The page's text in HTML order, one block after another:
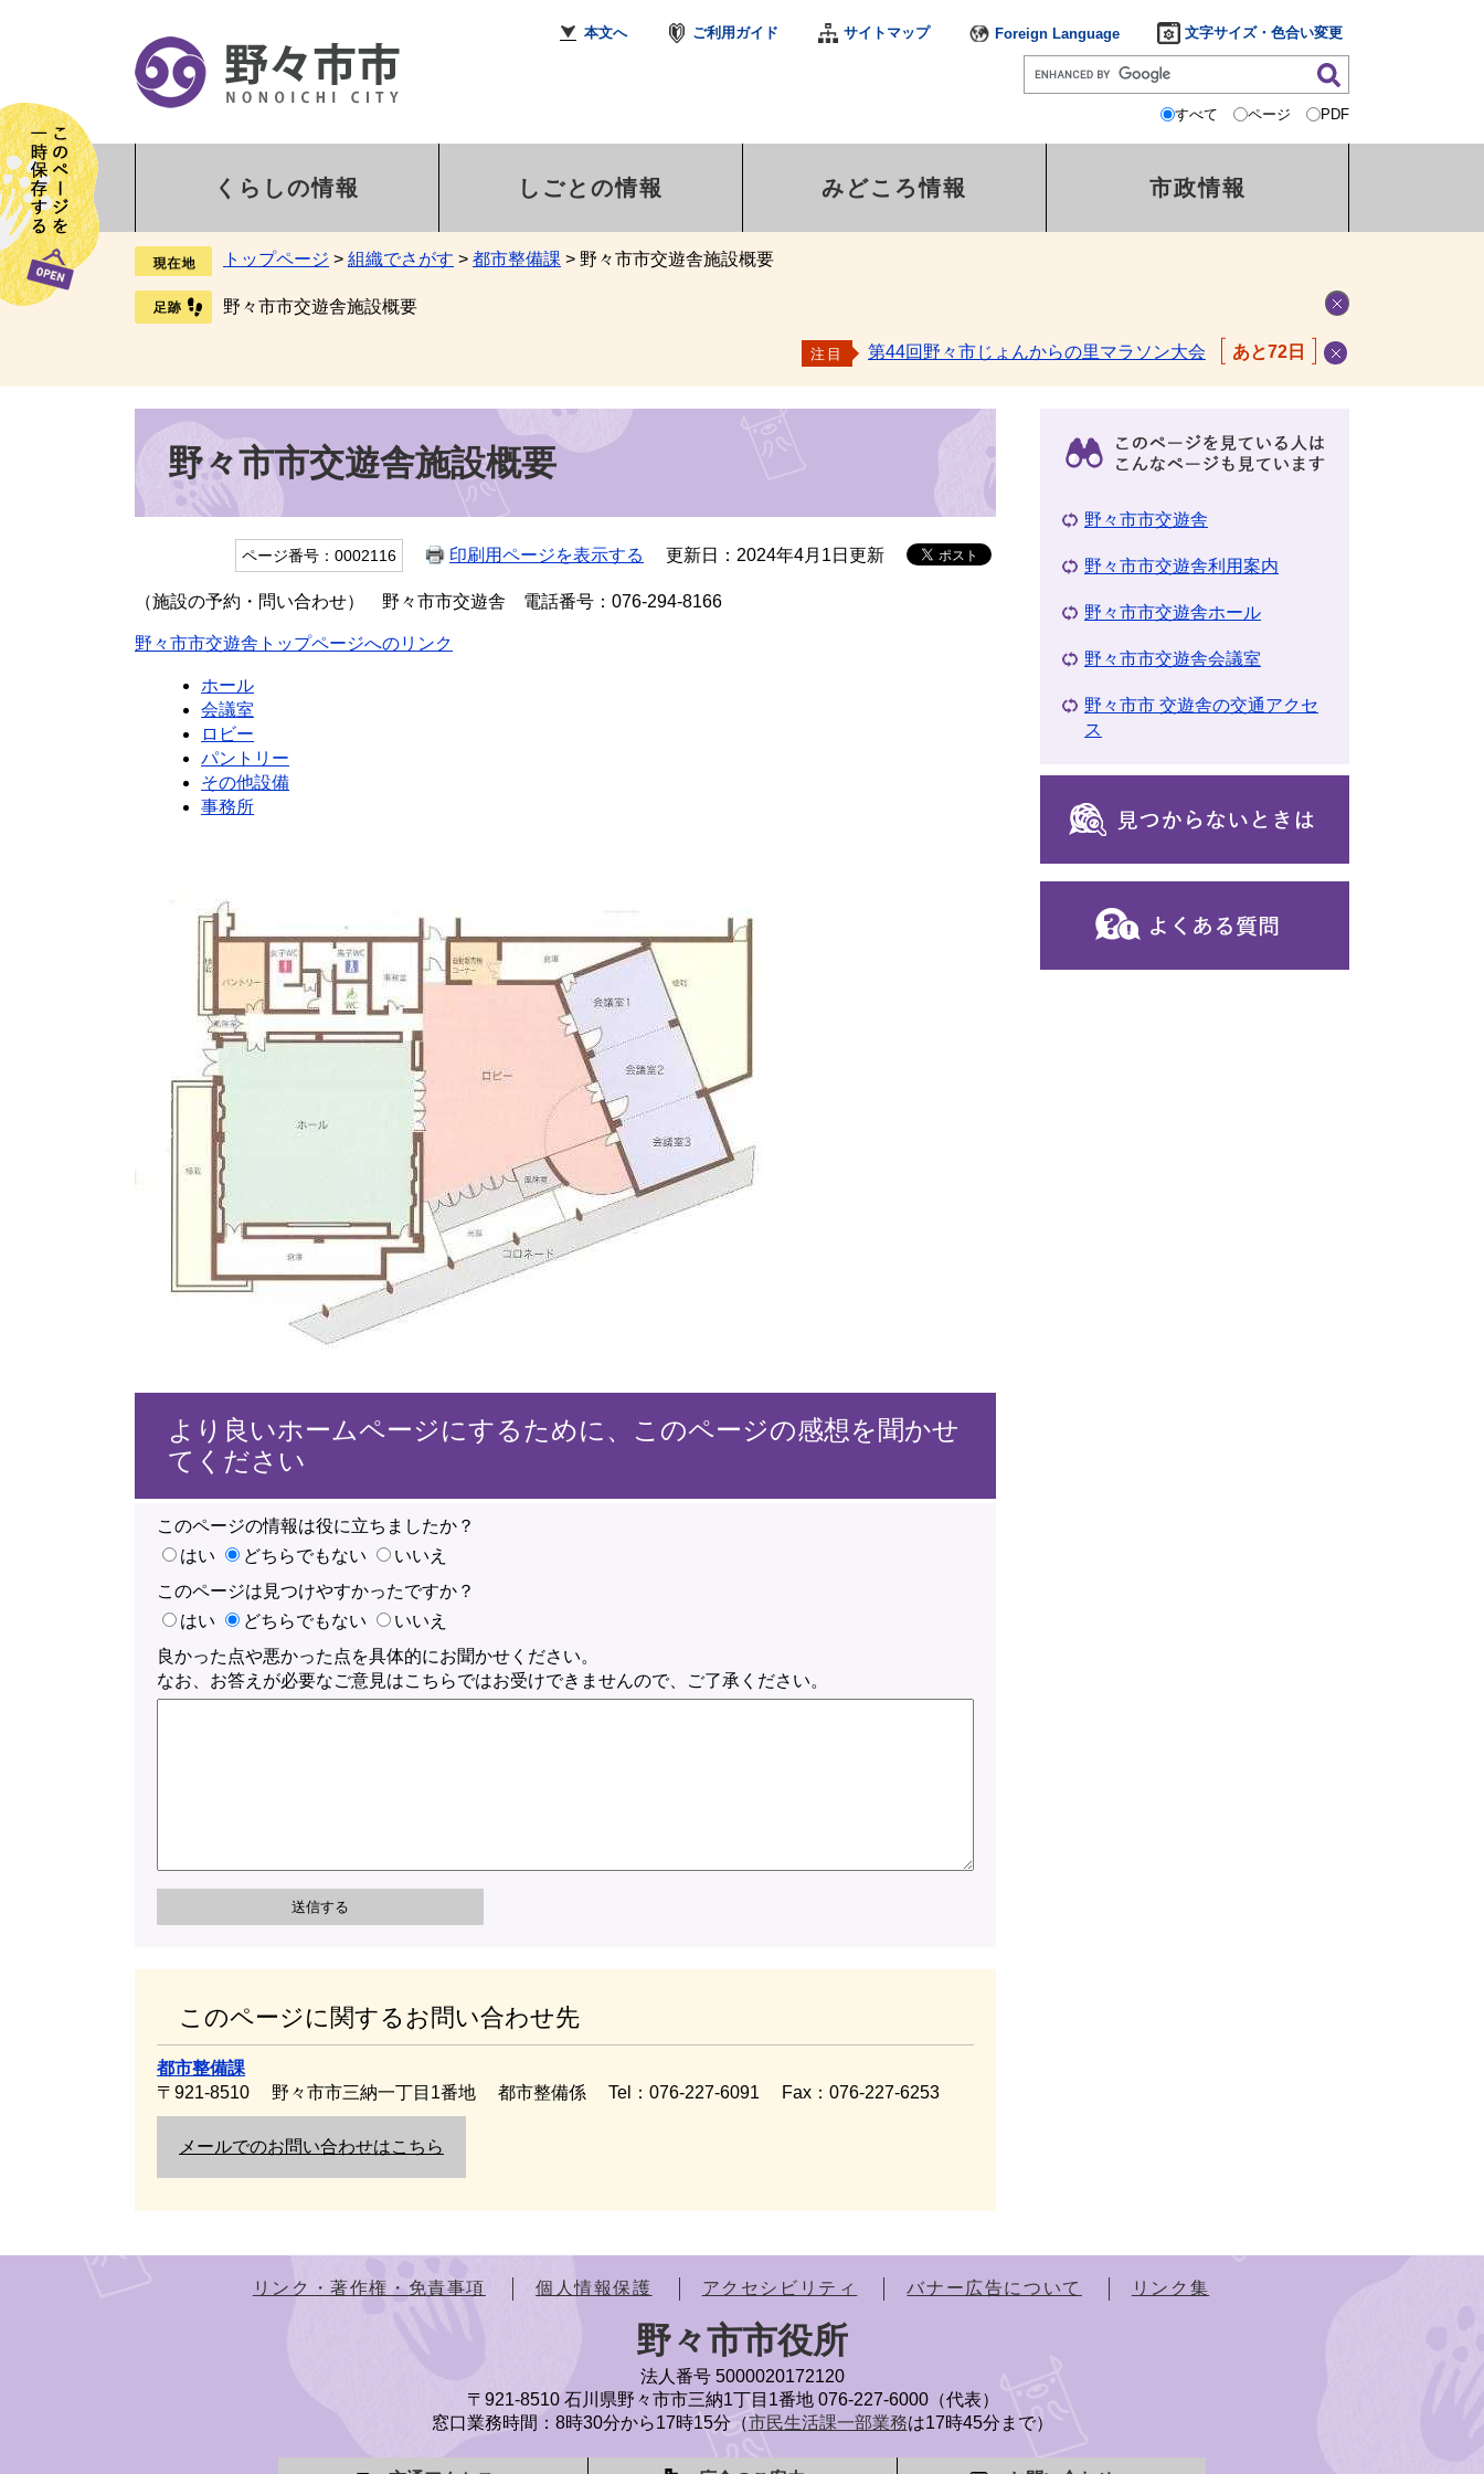
本文へ ご利用ガイド サイトマップ Foreign Language 文字サイズ・色合い変更
すべて ページ PDF
くらしの情報 しごとの情報 みどころ情報 市政情報
トップページ > 組織でさがす > 都市整備課 > 野々市市交遊舎施設概要
野々市市交遊舎施設概要
注目 第44回野々市じょんからの里マラソン大会 あと72日
野々市市交遊舎施設概要
ページ番号：0002116 印刷用ページを表示する 更新日：2024年4月1日更新
（施設の予約・問い合わせ） 野々市市交遊舎 電話番号：076-294‐8166
野々市市交遊舎トップページへのリンク
ホール
会議室
ロビー
パントリー
その他設備
事務所
より良いホームページにするために、このページの感想を聞かせ
てください
このページの情報は役に立ちましたか？
はい
どちらでもない
いいえ
このページは見つけやすかったですか？
はい
どちらでもない
いいえ
良かった点や悪かった点を具体的にお聞かせください。
なお、お答えが必要なご意見はこちらではお受けできませんので、ご了承ください。
このページに関するお問い合わせ先
都市整備課
〒921-8510
野々市市三納一丁目1番地 都市整備係 Tel：076-227-6091 Fax：076-227-6253
メールでのお問い合わせはこちら
野々市市交遊舎
野々市市交遊舎利用案内
野々市市交遊舎ホール
野々市市交遊舎会議室
野々市市 交遊舎の交通アクセ
ス
リンク・著作権・免責事項 個人情報保護 アクセシビリティ バナー広告について リンク集
野々市市役所
法人番号 5000020172120
〒921-8510 石川県野々市市三納1丁目1番地 076-227-6000（代表）
窓口業務時間：8時30分から17時15分（市民生活課一部業務は17時45分まで）